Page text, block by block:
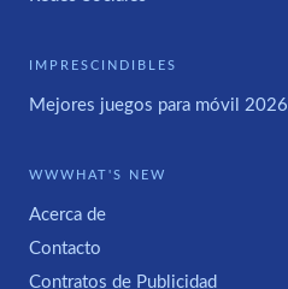
IMPRESCINDIBLES
Mejores juegos para móvil 2026
WWWHAT'S NEW
Acerca de
Contacto
Contratos de Publicidad